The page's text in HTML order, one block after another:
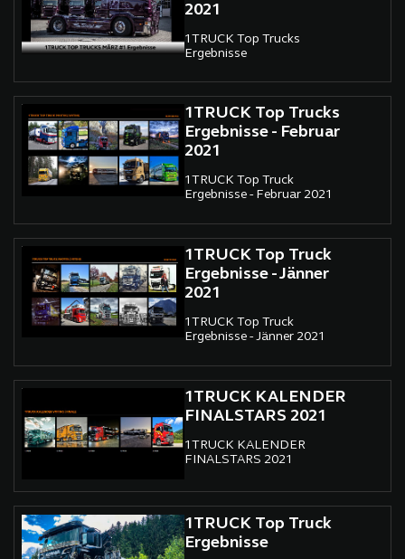
2021
1TRUCK Top Trucks
Ergebnisse
1TRUCK Top Trucks
Ergebnisse - Februar
2021
1TRUCK Top Truck
Ergebnisse - Februar 2021
1TRUCK Top Truck
Ergebnisse - Jänner
2021
1TRUCK Top Truck
Ergebnisse - Jänner 2021
1TRUCK KALENDER
FINALSTARS 2021
1TRUCK KALENDER
FINALSTARS 2021
1TRUCK Top Truck
Ergebnisse